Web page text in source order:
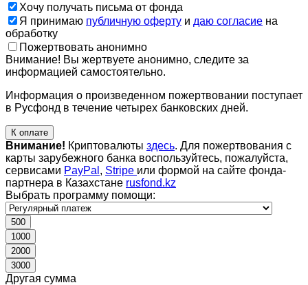
Хочу получать письма от фонда
Я принимаю публичную оферту и даю согласие на
обработку
Пожертвовать анонимно
Внимание! Вы жертвуете анонимно, следите за
информацией самостоятельно.
Информация о произведенном пожертвовании поступает
в Русфонд в течение четырех банковских дней.
К оплате
Внимание! Криптовалюты здесь. Для пожертвования с
карты зарубежного банка воспользуйтесь, пожалуйста,
сервисами PayPal , Stripe или формой на сайте фонда-
партнера в Казахстане rusfond.kz
Выбрать программу помощи:
500
1000
2000
3000
Другая сумма